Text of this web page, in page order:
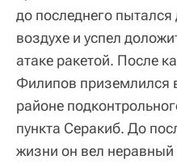
до последнего
воздухе и успел
атаке ракетой. После
Филипов приземлился
районе
пункта Серакиб. До
жизни он вел